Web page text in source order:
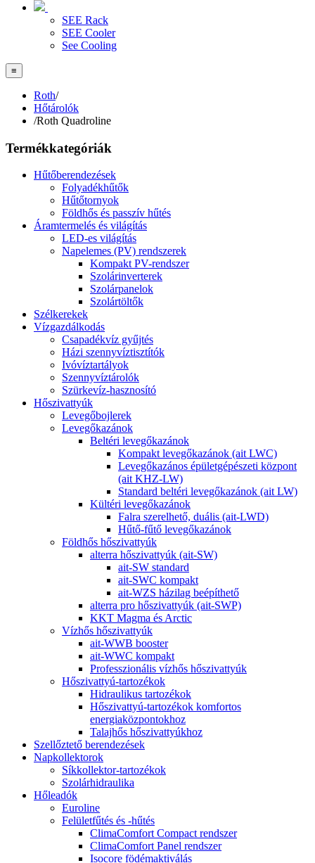
SEE Rack
SEE Cooler
See Cooling
≡
Roth/
Hőtárolók
/Roth Quadroline
Termékkategóriák
Hűtőberendezések
Folyadékhűtők
Hűtőtornyok
Földhős és passzív hűtés
Áramtermelés és világítás
LED-es világítás
Napelemes (PV) rendszerek
Kompakt PV-rendszer
Szolárinverterek
Szolárpanelok
Szolártöltők
Szélkerekek
Vízgazdálkodás
Csapadékvíz gyűjtés
Házi szennyvíztisztítók
Ivóvíztartályok
Szennyvíztárolók
Szürkevíz-hasznosító
Hőszivattyúk
Levegőbojlerek
Levegőkazánok
Beltéri levegőkazánok
Kompakt levegőkazánok (ait LWC)
Levegőkazános épületgépészeti központ
(ait KHZ-LW)
Standard beltéri levegőkazánok (ait LW)
Kültéri levegőkazánok
Falra szerelhető, duális (ait-LWD)
Hűtő-fűtő levegőkazánok
Földhős hőszivattyúk
alterra hőszivattyúk (ait-SW)
ait-SW standard
ait-SWC kompakt
ait-WZS házilag beépíthető
alterra pro hőszivattyúk (ait-SWP)
KKT Magma és Arctic
Vízhős hőszivattyúk
ait-WWB booster
ait-WWC kompakt
Professzionális vízhős hőszivattyúk
Hőszivattyú-tartozékok
Hidraulikus tartozékok
Hőszivattyú-tartozékok komfortos
energiaközpontokhoz
Talajhős hőszivattyúkhoz
Szellőztető berendezések
Napkollektorok
Síkkollektor-tartozékok
Szolárhidraulika
Hőleadók
Euroline
Felületfűtés és -hűtés
ClimaComfort Compact rendszer
ClimaComfort Panel rendszer
Isocore födémaktiválás